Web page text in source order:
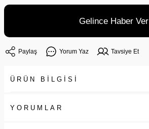
Gelince Haber Ver
Paylaş Yorum Yaz Tavsiye Et
ÜRÜN BİLGİSİ
YORUMLAR